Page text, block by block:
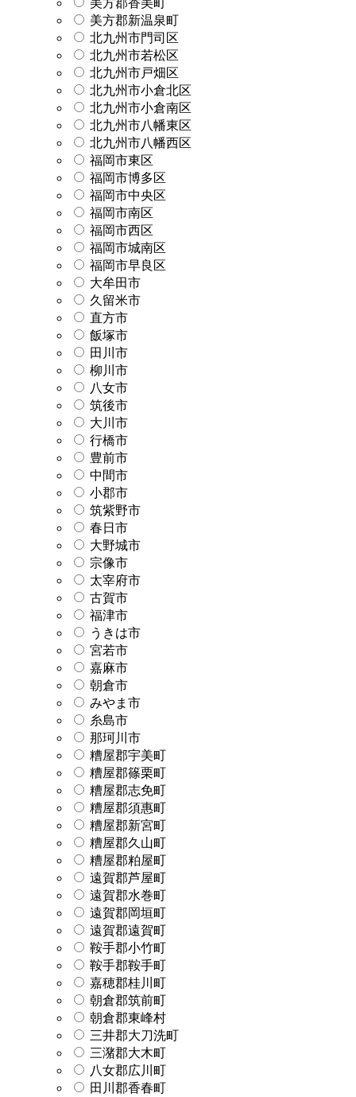
美方郡新温泉町
北九州市門司区
北九州市若松区
北九州市戸畑区
北九州市小倉北区
北九州市小倉南区
北九州市八幡東区
北九州市八幡西区
福岡市東区
福岡市博多区
福岡市中央区
福岡市南区
福岡市西区
福岡市城南区
福岡市早良区
大牟田市
久留米市
直方市
飯塚市
田川市
柳川市
八女市
筑後市
大川市
行橋市
豊前市
中間市
小郡市
筑紫野市
春日市
大野城市
宗像市
太宰府市
古賀市
福津市
うきは市
宮若市
嘉麻市
朝倉市
みやま市
糸島市
那珂川市
糟屋郡宇美町
糟屋郡篠栗町
糟屋郡志免町
糟屋郡須惠町
糟屋郡新宮町
糟屋郡久山町
糟屋郡粕屋町
遠賀郡芦屋町
遠賀郡水巻町
遠賀郡岡垣町
遠賀郡遠賀町
鞍手郡小竹町
鞍手郡鞍手町
嘉穂郡桂川町
朝倉郡筑前町
朝倉郡東峰村
三井郡大刀洗町
三潴郡大木町
八女郡広川町
田川郡香春町